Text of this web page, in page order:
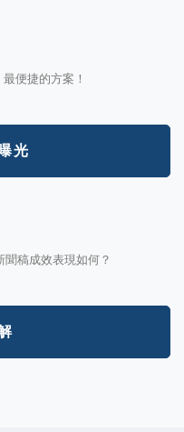
便捷的方案！
光
稿成效表現如何？